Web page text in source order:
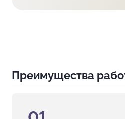
Преимущества